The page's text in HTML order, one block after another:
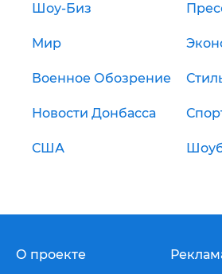
Шоу-Биз
Мир
Военное Обозрение
Новости Донбасса
США
О проекте